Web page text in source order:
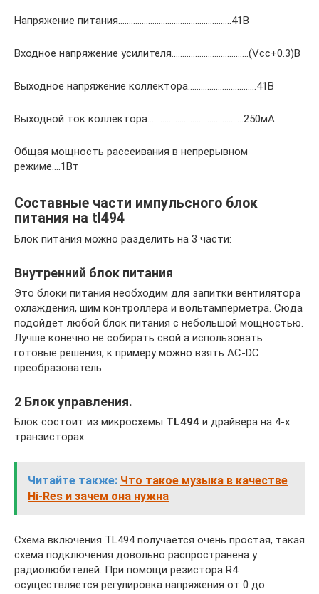
Напряжение питания……………………………………………..41В
Входное напряжение усилителя………………………………(Vcc+0.3)В
Выходное напряжение коллектора…………………………..41В
Выходной ток коллектора………………………………………250мА
Общая мощность рассеивания в непрерывном
режиме….1Вт
Составные части импульсного блок
питания на tl494
Блок питания можно разделить на 3 части:
Внутренний блок питания
Это блоки питания необходим для запитки вентилятора
охлаждения, шим контроллера и вольтамперметра. Сюда
подойдет любой блок питания с небольшой мощностью.
Лучше конечно не собирать свой а использовать
готовые решения, к примеру можно взять AC-DC
преобразователь.
2 Блок управления.
Блок состоит из микросхемы TL494 и драйвера на 4-х
транзисторах.
Читайте также: Что такое музыка в качестве
Hi-Res и зачем она нужна
Схема включения TL494 получается очень простая, такая
схема подключения довольно распространена у
радиолюбителей. При помощи резистора R4
осуществляется регулировка напряжения от 0 до